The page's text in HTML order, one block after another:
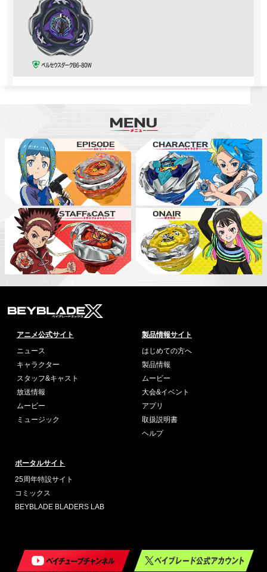
アニメ公式サイト
ニュース
キャラクター
スタッフ&キャスト
放送情報
ムービー
ミュージック
製品情報サイト
はじめての方へ
製品情報
ムービー
大会&イベント
アプリ
取扱説明書
ヘルプ
ポータルサイト
25周年特設サイト
コミックス
BEYBLADE BLADERS LAB